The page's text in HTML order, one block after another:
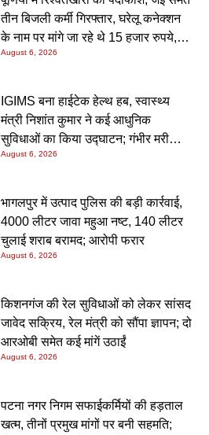
तीन बिजली कर्मी गिरफ्तार, घरेलू कनेक्शन
के नाम पर मांगे जा रहे थे 15 हजार रुपये,
निगरानी टीम ने रंगे हाथ पकड़ा
August 6, 2026
IGIMS बना हाईटेक हेल्थ हब, स्वास्थ्य
मंत्री निशांत कुमार ने कई आधुनिक
सुविधाओं का किया उद्घाटन; गंभीर मरीजों
के इलाज में आएगा बड़ा सुधार
August 6, 2026
भागलपुर में उत्पाद पुलिस की बड़ी कार्रवाई,
4000 लीटर जावा महुआ नष्ट, 140 लीटर
चुलाई शराब बरामद; आरोपी फरार
August 6, 2026
किशनगंज की रेल सुविधाओं को लेकर सांसद
जावेद सक्रिय, रेल मंत्री को सौंपा ज्ञापन; दो
आरओबी समेत कई मांगें उठाईं
August 6, 2026
पटना नगर निगम सफाईकर्मियों की हड़ताल
खत्म, तीनों प्रमुख मांगों पर बनी सहमति;